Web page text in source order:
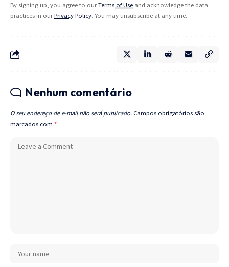
By signing up, you agree to ourTerms of Use and acknowledge the data
practices in ourPrivacy Policy. You may unsubscribe at any time.
Nenhum comentário
O seu endereço de e-mail não será publicado. Campos obrigatórios são
marcados com *